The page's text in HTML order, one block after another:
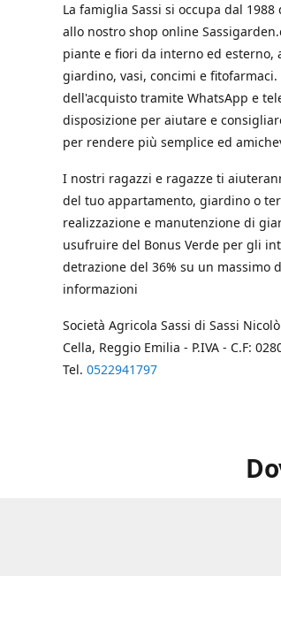
La famiglia Sassi si occupa dal
allo nostro shop online
piante e fiori da interno ed
giardino, vasi, concimi e
dell'acquisto tramite WhatsApp e
disposizione per aiutare e
per rendere più semplice ed
I nostri ragazzi e ragazze ti
del tuo appartamento, giardino o
realizzazione e manutenzione di
usufruire del Bonus Verde per gli
detrazione del 36% su un massimo
informazioni
Società Agricola Sassi di Sassi
Cella, Reggio Emilia - P.IVA - C.F:
Tel. 0522941797